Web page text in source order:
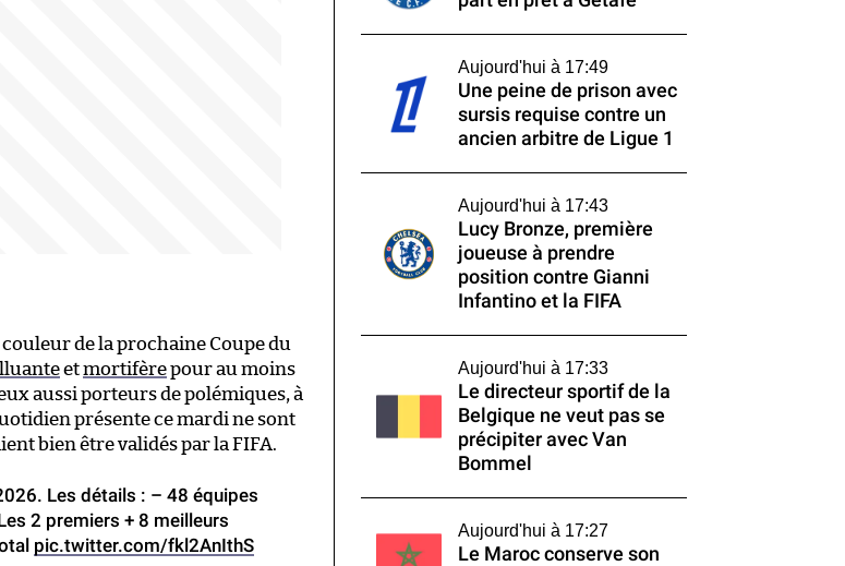
de la prochaine Coupe du
etmortifèrepour au moins
aussi porteurs de polémiques, à
présente ce mardi ne sont
bien être validés par la FIFA.
Les détails : – 48 équipes
2 premiers + 8 meilleurs
pic.twitter.com/fkl2AnIthS
Aujourd'hui à 17:49
Une peine de prison avec
sursis requise contre un
ancien arbitre de Ligue 1
Aujourd'hui à 17:43
Lucy Bronze, première
joueuse à prendre
position contre Gianni
Infantino et la FIFA
Aujourd'hui à 17:33
Le directeur sportif de la
Belgique ne veut pas se
précipiter avec Van
Bommel
Aujourd'hui à 17:27
Le Maroc conserve son